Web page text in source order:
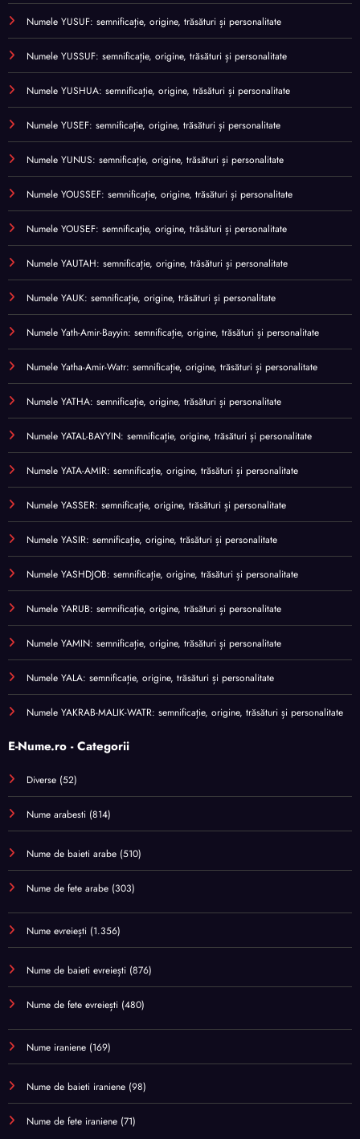
Numele YUSUF: semnificație, origine, trăsături și personalitate
Numele YUSSUF: semnificație, origine, trăsături și personalitate
Numele YUSHUA: semnificație, origine, trăsături și personalitate
Numele YUSEF: semnificație, origine, trăsături și personalitate
Numele YUNUS: semnificație, origine, trăsături și personalitate
Numele YOUSSEF: semnificație, origine, trăsături și personalitate
Numele YOUSEF: semnificație, origine, trăsături și personalitate
Numele YAUTAH: semnificație, origine, trăsături și personalitate
Numele YAUK: semnificație, origine, trăsături și personalitate
Numele Yath-Amir-Bayyin: semnificație, origine, trăsături și personalitate
Numele Yatha-Amir-Watr: semnificație, origine, trăsături și personalitate
Numele YATHA: semnificație, origine, trăsături și personalitate
Numele YATAL-BAYYIN: semnificație, origine, trăsături și personalitate
Numele YATA-AMIR: semnificație, origine, trăsături și personalitate
Numele YASSER: semnificație, origine, trăsături și personalitate
Numele YASIR: semnificație, origine, trăsături și personalitate
Numele YASHDJOB: semnificație, origine, trăsături și personalitate
Numele YARUB: semnificație, origine, trăsături și personalitate
Numele YAMIN: semnificație, origine, trăsături și personalitate
Numele YALA: semnificație, origine, trăsături și personalitate
Numele YAKRAB-MALIK-WATR: semnificație, origine, trăsături și personalitate
E-Nume.ro - Categorii
Diverse (52)
Nume arabesti (814)
Nume de baieti arabe (510)
Nume de fete arabe (303)
Nume evreiești (1.356)
Nume de baieti evreiești (876)
Nume de fete evreiești (480)
Nume iraniene (169)
Nume de baieti iraniene (98)
Nume de fete iraniene (71)